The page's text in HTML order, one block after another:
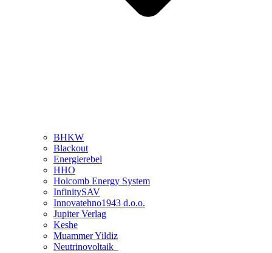
BHKW
Blackout
Energierebel
HHO
Holcomb Energy System
InfinitySAV
Innovatehno1943 d.o.o.
Jupiter Verlag
Keshe
Muammer Yildiz
Neutrinovoltaik